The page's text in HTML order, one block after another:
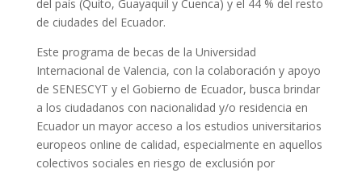
del país (Quito, Guayaquil y Cuenca) y el 44 % del resto
de ciudades del Ecuador.
Este programa de becas de la Universidad
Internacional de Valencia, con la colaboración y apoyo
de SENESCYT y el Gobierno de Ecuador, busca brindar
a los ciudadanos con nacionalidad y/o residencia en
Ecuador un mayor acceso a los estudios universitarios
europeos online de calidad, especialmente en aquellos
colectivos sociales en riesgo de exclusión por